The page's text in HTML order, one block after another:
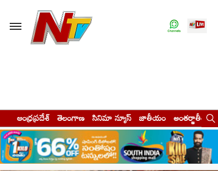
ఆంధ్రప్రదేశ్ తెలంగాణ సినిమా న్యూస్ జాతీయం అంతర్జాతీయం